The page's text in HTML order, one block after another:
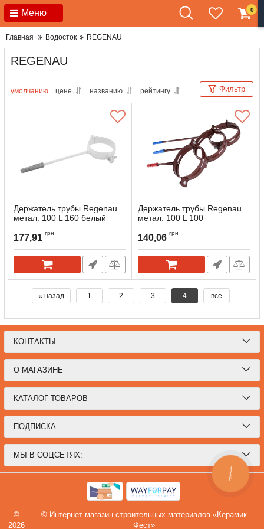
Меню 0
Главная Водосток REGENAU
REGENAU
умолчанию цене названию рейтингу Фильтр
Держатель трубы Regenau
метал. 100 L 160 белый
177,91 грн
Держатель трубы Regenau
метал. 100 L 100
Артикул: 166087
140,06 грн
« назад 1 2 3 4 все
КОНТАКТЫ
О МАГАЗИНЕ
КАТАЛОГ ТОВАРОВ
ПОДПИСКА
МЫ В СОЦСЕТЯХ:
©
2026
© Интернет-магазин строительных материалов «Керамик
Фест»
КНОПКА
СВЯЗИ